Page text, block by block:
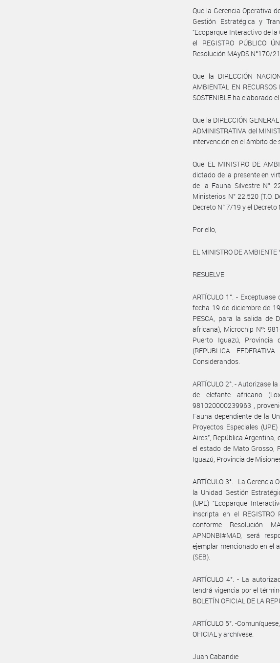
Que la Gerencia Operativa
Gestión Estratégica y
“Ecoparque Interactivo de
el REGISTRO PÚBLICO
Resolución MAyDS N°170/
Que la DIRECCIÓN
AMBIENTAL EN
SOSTENIBLE ha elaborado
Que la DIRECCIÓN
ADMINISTRATIVA del
intervención en el ámbito de
Que EL MINISTRO DE
dictado de la presente en
de la Fauna Silvestre N°
Ministerios N° 22.520 (T.O.
Decreto N° 7/19 y el Decreto
Por ello,
EL MINISTRO DE AMBIENTE
RESUELVE
ARTÍCULO 1°. -
fecha 19 de diciembre de
PESCA, para la salida de
africana), Microchip Nº:
Puerto Iguazú, Provincia
(REPUBLICA
Considerandos.
ARTÍCULO 2°. - Autorizase
de elefante africano
981020000239963 ,
Fauna dependiente de la
Proyectos Especiales
Aires”, República
el estado de Mato Grosso,
Iguazú, Provincia de
ARTÍCULO 3°. - La
la Unidad Gestión
(UPE) “Ecoparque
inscripta en el REGISTRO
conforme Resolución
APNDNBI#MAD, será
ejemplar mencionado en el
(SEB).
ARTÍCULO 4°. - La
tendrá vigencia por el
BOLETÍN OFICIAL DE LA
ARTÍCULO 5°. -
OFICIAL y archívese.
Juan Cabandie